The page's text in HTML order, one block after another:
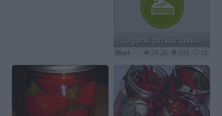
Ogorki po kartusku
34.2k 101 11
Mari